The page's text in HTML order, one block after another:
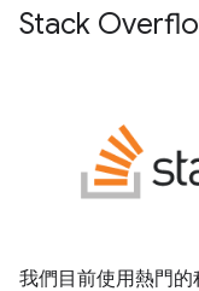
Stack
我們目前使用熱門